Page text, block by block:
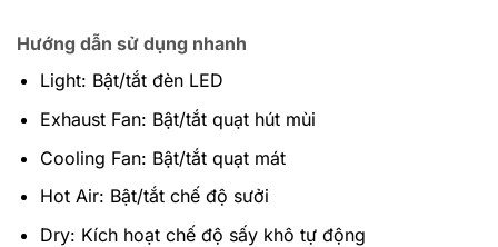
Hướng dẫn sử dụng nhanh
Light: Bật/tắt đèn LED
Exhaust Fan: Bật/tắt quạt hút mùi
Cooling Fan: Bật/tắt quạt mát
Hot Air: Bật/tắt chế độ sưởi
Dry: Kích hoạt chế độ sấy khô tự động